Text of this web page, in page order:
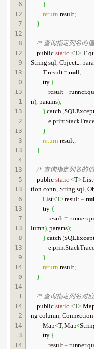
6
12
7
12
8
12
9
13
0
13
1
13
2
13
3
13
4
13
5
13
6
13
7
13
8
13
9
14
0
14
1
14
2
14
3
14
}
return result;
}
/* 查询指定列名的
    public
static <T> T
String sql, Object...
        T result
= null;
        try
{
            result
= runner.
n), params);
} catch (
            e.
printStackTrace
}
return result;
}
/* 查询指定列名的
    public
static <T> List
tion conn, String sql,
        List
<T> result =
        try
{
            result
= runner.
lumn), params);
} catch (
            e.
printStackTrace
}
return result;
}
/* 查询指定列名对
    public
static <T> Map
ng column,
        Map
<T, Map<
        try
{
            result
= runner.